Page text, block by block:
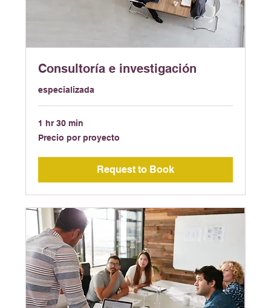
Consultoría e investigación
especializada
1 hr 30 min
Precio
por
Precio por proyecto
Request to Book